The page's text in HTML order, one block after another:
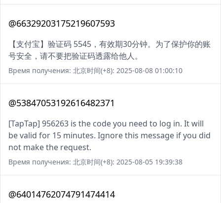
@66329203175219607593
【支付宝】验证码 5545，有效期30分钟。为了保护你的账
号安全，请不要把验证码透露给他人。
Время получения: 北京时间(+8): 2025-08-08 01:00:10
@53847053192616482371
[TapTap] 956263 is the code you need to log in. It will
be valid for 15 minutes. Ignore this message if you did
not make the request.
Время получения: 北京时间(+8): 2025-08-05 19:39:38
@64014762074791474414